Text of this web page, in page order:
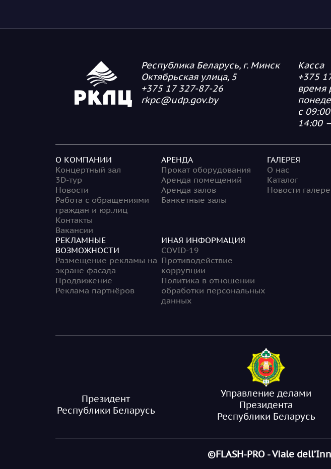
Республика Беларусь, г. Минск
Октябрьская улица, 5
+375 17 327-87-26
rkpc@udp.gov.by
Касса
+375
время
с
14:00
О КОМПАНИИ
Концертный зал
3D-тур
Новости
Работа с обращениями
граждан и юр.лиц
Контакты
Вакансии
АРЕНДА
Прокат оборудования
Аренда помещений
Аренда залов
Банкетные залы
ГАЛЕРЕЯ
О нас
Каталог
Новости
РЕКЛАМНЫЕ
ВОЗМОЖНОСТИ
Размещение рекламы на
экране фасада
Продвижение
Реклама партнёров
ИНАЯ ИНФОРМАЦИЯ
COVID-19
Противодействие
коррупции
Политика в отношении
обработки персональных
данных
Президент
Республики Беларусь
Управление делами
Президента
Республики Беларусь
©FLASH-PRO - Viale